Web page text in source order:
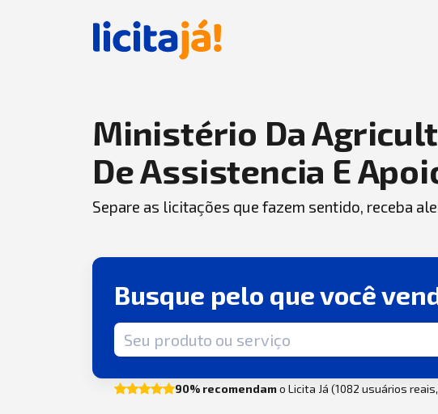
Ministério Da
De Assistencia E
Separe as licitações que fazem sentido, receba
Busque pelo que você
Termo de busca
90% recomendamo Licita Já (1082 usuários